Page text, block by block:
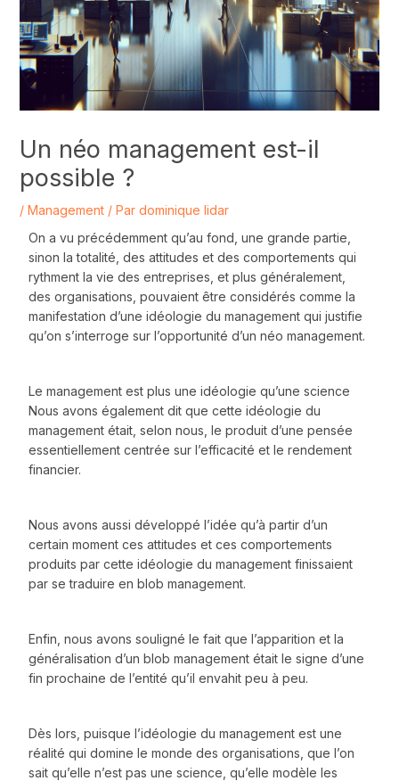
Un néo management est-il
possible ?
/ Management/ Par dominique lidar
On a vu précédemment qu’au fond, une grande partie,
sinon la totalité, des attitudes et des comportements qui
rythment la vie des entreprises, et plus généralement,
des organisations, pouvaient être considérés comme la
manifestation d’une idéologie du management qui justifie
qu’on s’interroge sur l’opportunité d’un néo management.
Le management est plus une idéologie qu’une science
Nous avons également dit que cette idéologie du
management était, selon nous, le produit d’une pensée
essentiellement centrée sur l’efficacité et le rendement
financier.
Nous avons aussi développé l’idée qu’à partir d’un
certain moment ces attitudes et ces comportements
produits par cette idéologie du management finissaient
par se traduire en blob management.
Enfin, nous avons souligné le fait que l’apparition et la
généralisation d’un blob management était le signe d’une
fin prochaine de l’entité qu’il envahit peu à peu.
Dès lors, puisque l’idéologie du management est une
réalité qui domine le monde des organisations, que l’on
sait qu’elle n’est pas une science, qu’elle modèle les